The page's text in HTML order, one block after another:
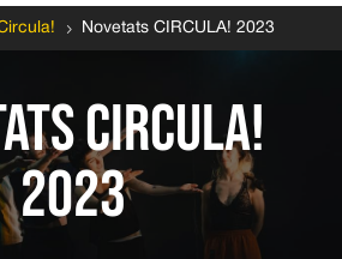
5 Novetats CIRCULA! 2023
CIRCULA!
2023